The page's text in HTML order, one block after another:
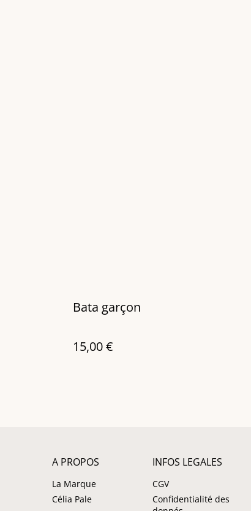
Bata garçon
15,00 €
A PROPOS
La Marque
Célia Pale
INFOS LEGALES
CGV
Confidentialité des